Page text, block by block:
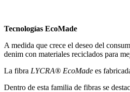
Tecnologías EcoMade
A medida que crece el deseo del
denim con materiales reciclados para
La fibra LYCRA® EcoMade es
Dentro de esta familia de fibras se